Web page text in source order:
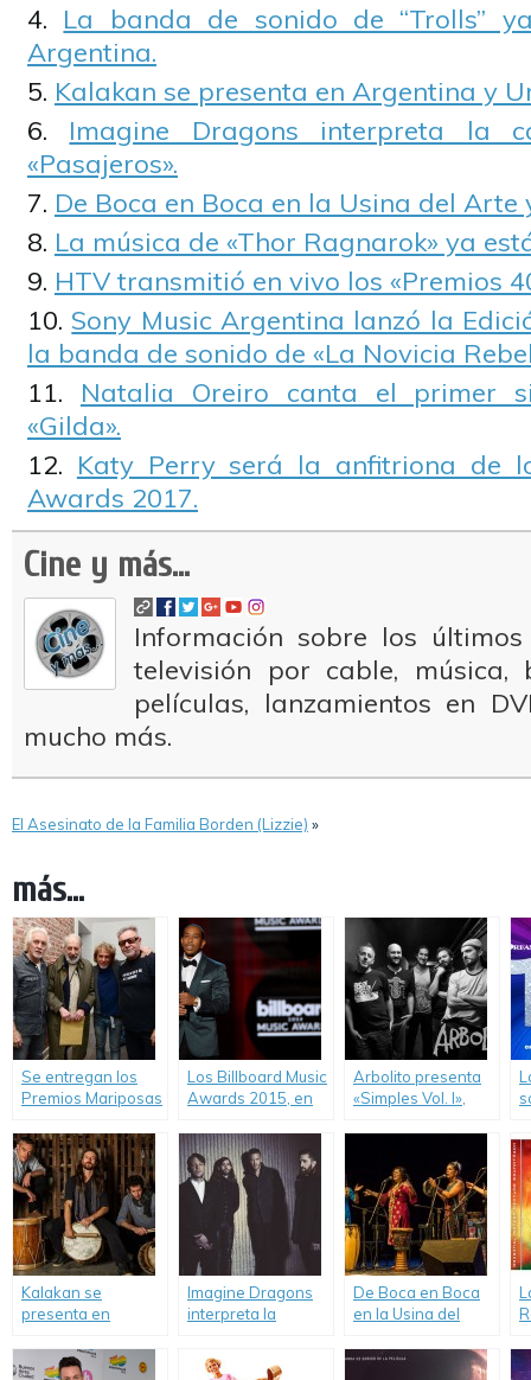
La banda de sonido de “Trolls”
Argentina.
Kalakan se presenta en Argentina y
Imagine Dragons interpreta la
«Pasajeros».
De Boca en Boca en la Usina del
La música de «Thor Ragnarok» ya
HTV transmitió en vivo los «Premios
Sony Music Argentina lanzó la
la banda de sonido de «La Novicia
Natalia Oreiro canta el primer
«Gilda».
Katy Perry será la anfitriona de
Awards 2017.
Cine y más...
Información sobre los
televisión por cable, música,
películas, lanzamientos en
mucho más.
El Asesinato de la Familia Borden (Lizzie) »
más...
Se entregan los
Premios Mariposas
Los Billboard Music
Awards 2015, en
Arbolito presenta
«Simples Vol. I»,
discográfico.
Kalakan se
presenta en
Uruguay.
Imagine Dragons
interpreta la
de «Pasajeros».
De Boca en Boca
en la Usina del
Nacional.